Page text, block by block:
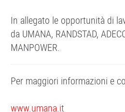
In allegato le opportunità di
da UMANA, RANDSTAD,
MANPOWER.
Per maggiori informazioni e
www.umana.it